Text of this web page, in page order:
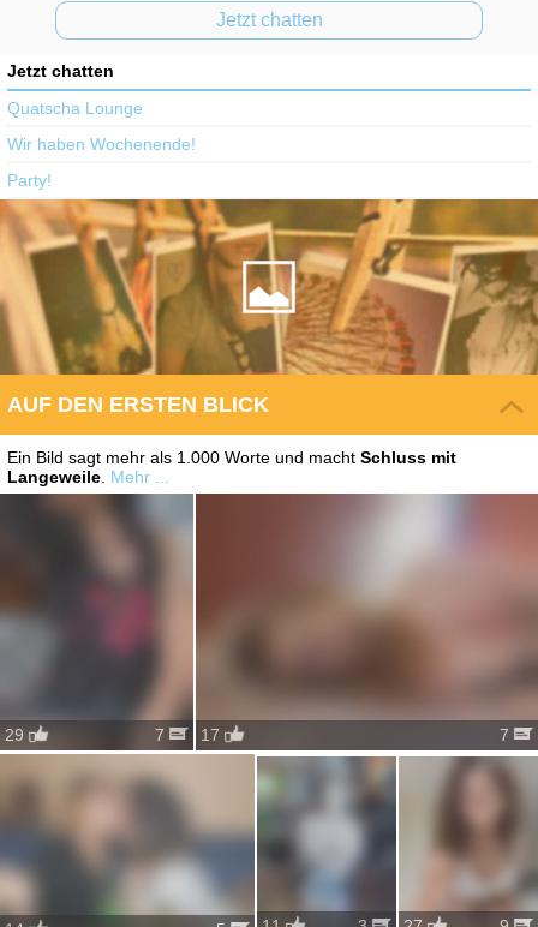
Jetzt chatten
Jetzt chatten
Quatscha Lounge
Wir haben Wochenende!
Party!
AUF DEN ERSTEN BLICK
Ein Bild sagt mehr als 1.000 Worte und macht Schluss mit
Langeweile Mehr ...
7
29 7
17